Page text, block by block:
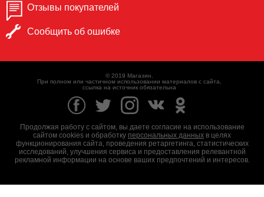
Отзывы покупателей
Сообщить об ошибке
© 2019 Магазин.
При полном или частичном использовании материалов с сайта,
ссылка на источник обязательна
Продолжая работу с сайтом, вы даете согласие на использование
сайтом cookies и обработку персональных данных в целях
функционирования сайта, проведения ретаргетинга, статистических
исследований, улучшения сервиса и предоставления релевантной
рекламной информации на основе ваших предпочтений и интересов.